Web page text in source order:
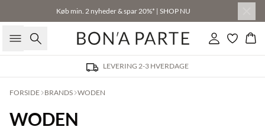
Køb min. 2 nyheder & spar 20%* | SHOP NU
Søg Log ind
LEVERING 2-3 HVERDAGE
FORSIDE BRANDS WODEN
WODEN